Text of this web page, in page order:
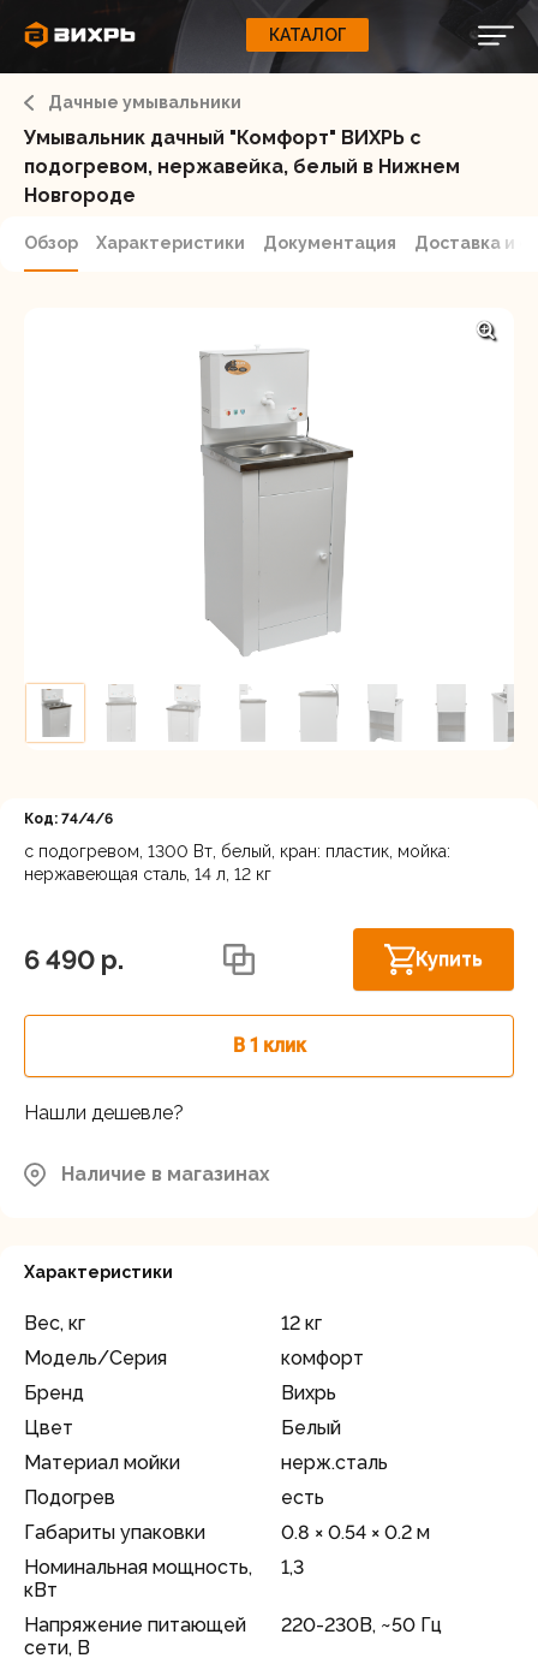
КАТАЛОГ
КАТАЛОГ
Вход Регистрация
О бренде
Доставка и оплата
Свернуть
ЭЛЕКТРОИНСТРУМЕНТЫ
ИНСТРУМЕНТ
СЕЛЬХОЗТЕХНИКА
ОБОРУДОВАНИЕ
Дачные умывальники
Умывальник дачный "Комфорт" ВИХРЬ с
подогревом, нержавейка, белый в Нижнем
Новгороде
Обзор Характеристики Документация Доставка и
Код: 74/4/6
с подогревом, 1300 Вт, белый, кран: пластик, мойка:
нержавеющая сталь, 14 л, 12 кг
6 490 p. Купить
В 1 клик
Нашли дешевле?
Наличие в магазинах
штук
Характеристики
Вес, кг
12 кг
Модель/Серия
комфорт
Бренд
Вихрь
Цвет
Белый
Материал мойки
нерж.сталь
Подогрев
есть
Габариты упаковки
0.8 × 0.54 × 0.2 м
Номинальная мощность,
кВт
1,3
Напряжение питающей
сети, В
220-230В, ~50 Гц
Забыли пароль?
ВАШ ЗАКАЗ
Корзина